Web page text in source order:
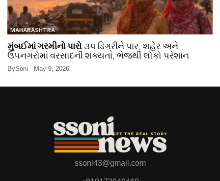
MAHARASHTRA
મુંબઈમાં ગરમીનો પારો૩૫ ડિગ્રીને પાર, શહેર અને
ઉપનગરોમાં વરસાદની શક્યતા, ભેજથી લોકો પરેશાન
BySoni May 9, 2026
ssoni43@gmail.com